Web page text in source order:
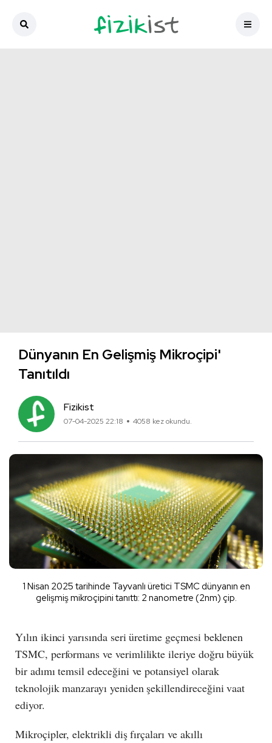
Dünyanın En Gelişmiş Mikroçipi'
Tanıtıldı
Fizikist
07-04-2025 22:18 4058 kez okundu.
1 Nisan 2025 tarihinde Tayvanlı üretici TSMC dünyanın en
gelişmiş mikroçipini tanıttı: 2 nanometre (2nm) çip.
Yılın ikinci yarısında seri üretime geçmesi beklenen
TSMC, performans ve verimlilikte ileriye doğru büyük
bir adımı temsil edeceğini ve potansiyel olarak
teknolojik manzarayı yeniden şekillendireceğini vaat
ediyor.
Mikroçipler, elektrikli diş fırçaları ve akıllı